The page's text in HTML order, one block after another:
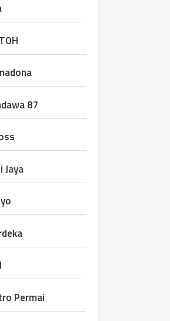
87
Jaya
Permai